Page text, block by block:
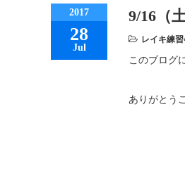
2017
28
Jul
9/16（
レイキ練
このブログ
ありがとう